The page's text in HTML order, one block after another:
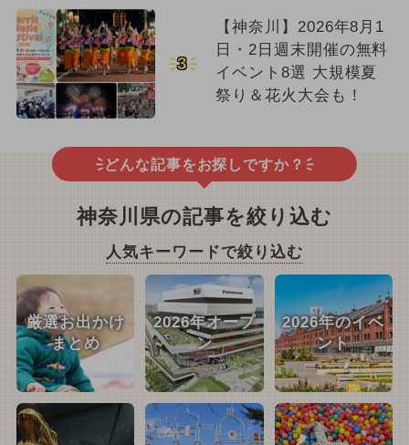
3
【神奈川】2026年8月1
日・2日週末開催の無料
イベント8選 大規模夏
祭り＆花火大会も！
どんな記事をお探しですか？
神奈川県の記事を絞り込む
人気キーワードで絞り込む
厳選お出かけ
まとめ
2026年オープ
ン
2026年のイベ
ント